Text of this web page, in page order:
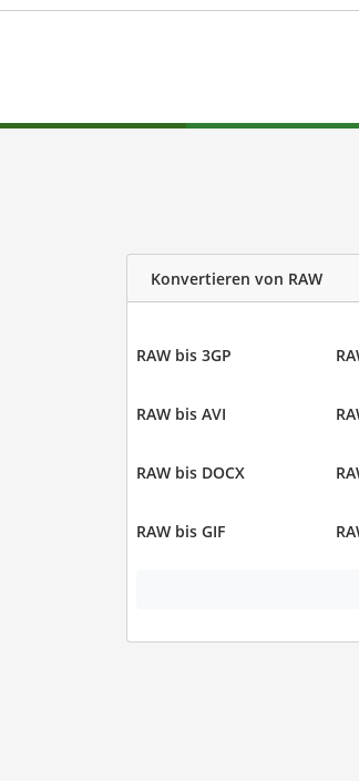
Konvertieren von RAW
RAW bis 3GP
RAW bis AVI
RAW bis DOCX
RAW bis GIF